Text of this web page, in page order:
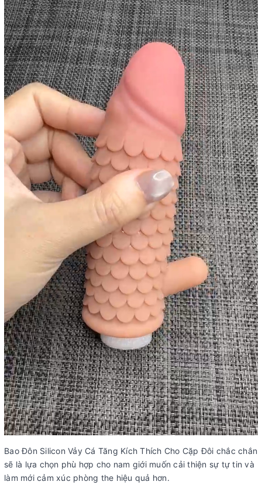
Bao Đôn Silicon Vảy Cá Tăng Kích Thích Cho Cặp Đôi chắc chắn
sẽ là lựa chọn phù hợp cho nam giới muốn cải thiện sự tự tin và
làm mới cảm xúc phòng the hiệu quả hơn.